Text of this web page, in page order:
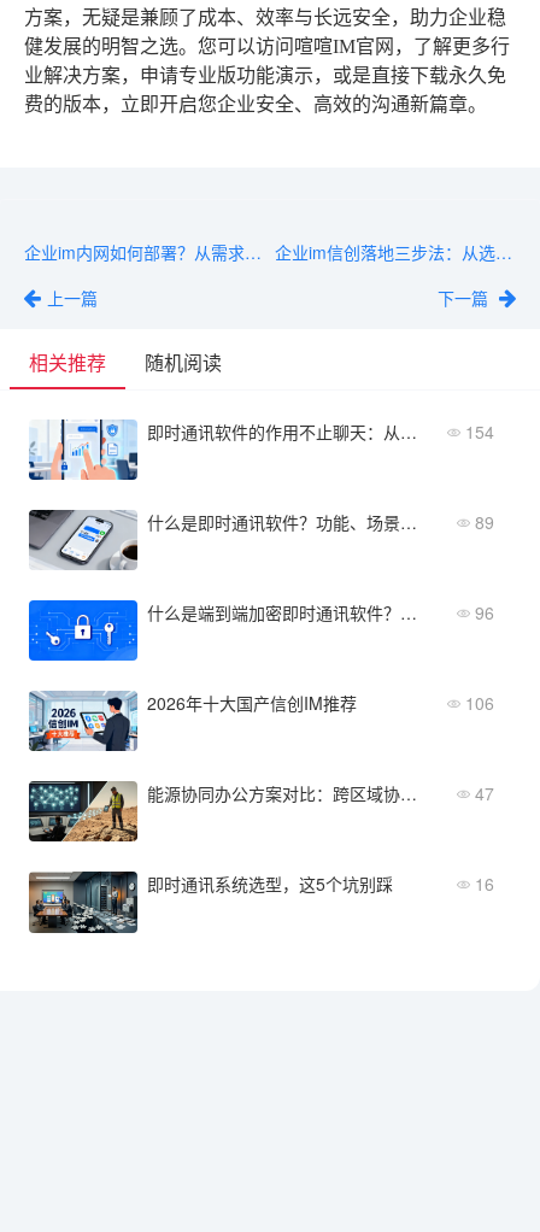
方案，无疑是兼顾了成本、效率与长远安全，助力企业稳
健发展的明智之选。您可以访问喧喧IM官网，了解更多行
业解决方案，申请专业版功能演示，或是直接下载永久免
费的版本，立即开启您企业安全、高效的沟通新篇章。
企业im内网如何部署？从需求分析到落地实施全流程
上一篇
企业im信创落地三步法：从选型到迁移的策略盘点
下一篇
相关推荐 随机阅读
即时通讯软件的作用不止聊天：从提效降本到数据防泄密 154
什么是即时通讯软件？功能、场景与优势解析 89
什么是端到端加密即时通讯软件？核心原理与企业选型指南 96
2026年十大国产信创IM推荐 106
能源协同办公方案对比：跨区域协同与野外作业通讯能力评估 47
即时通讯系统选型，这5个坑别踩 16